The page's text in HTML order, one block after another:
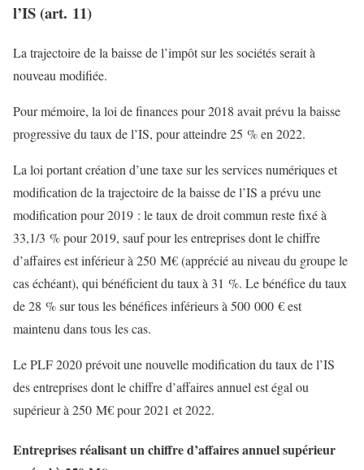
l’IS (art. 11)
La trajectoire de la baisse de l’impôt sur les sociétés serait à
nouveau modifiée.
Pour mémoire, la loi de finances pour 2018 avait prévu la baisse
progressive du taux de l’IS, pour atteindre 25 % en 2022.
La loi portant création d’une taxe sur les services numériques et
modification de la trajectoire de la baisse de l’IS a prévu une
modification pour 2019 : le taux de droit commun reste fixé à
33,1/3 % pour 2019, sauf pour les entreprises dont le chiffre
d’affaires est inférieur à 250 M€ (apprécié au niveau du groupe le
cas échéant), qui bénéficient du taux à 31 %. Le bénéfice du taux
de 28 % sur tous les bénéfices inférieurs à 500 000 € est
maintenu dans tous les cas.
Le PLF 2020 prévoit une nouvelle modification du taux de l’IS
des entreprises dont le chiffre d’affaires annuel est égal ou
supérieur à 250 M€ pour 2021 et 2022.
Entreprises réalisant un chiffre d’affaires annuel supérieur